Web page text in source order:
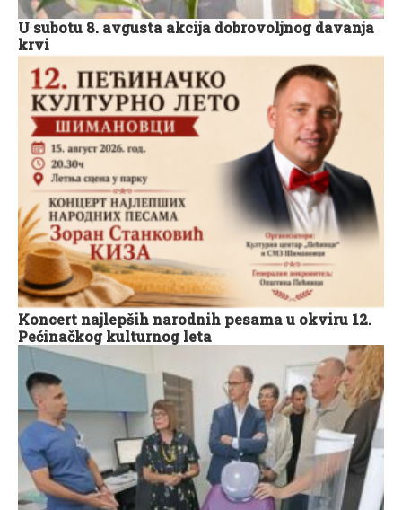
U subotu 8. avgusta akcija dobrovoljnog davanja
krvi
Koncert najlepših narodnih pesama u okviru 12.
Pećinačkog kulturnog leta